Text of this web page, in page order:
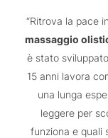
“Ritrova la pace
massaggio
è stato sviluppato
15 anni lavora
una lunga
leggere per
funziona e quali